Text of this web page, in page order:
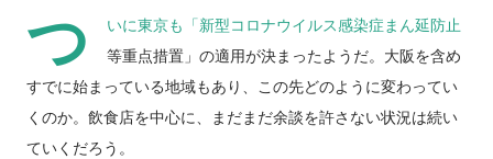
つ
いに東京も「新型コロナウイルス感染症まん延防止
等重点措置」の適用が決まったようだ。大阪を含め
すでに始まっている地域もあり、この先どのように変わってい
くのか。飲食店を中心に、まだまだ余談を許さない状況は続い
ていくだろう。